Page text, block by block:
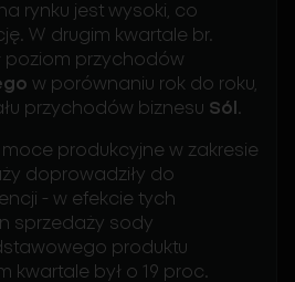
rynku jest wysoki, co
W drugim kwartale br.
poziom przychodów
w porównaniu rok do roku,
przychodów biznesu Sól .
produkcyjne w zakresie
doprowadziły do
- w efekcie tych
sprzedaży sody
produktu
kwartale był o 19 proc.